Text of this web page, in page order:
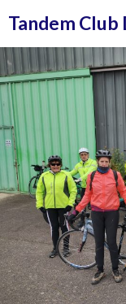
au
contenu
Tandem Club